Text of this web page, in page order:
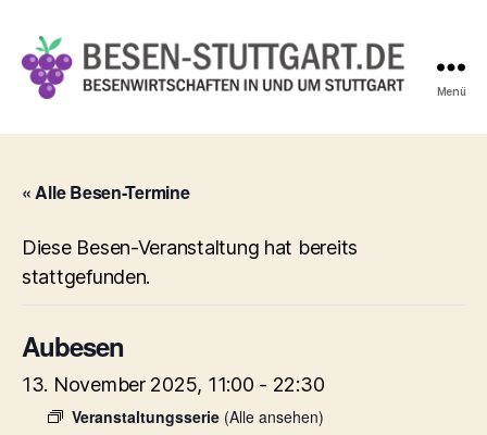
Stuttgart.de
Menü
« Alle Besen-Termine
Diese Besen-Veranstaltung hat bereits
stattgefunden.
Aubesen
13. November 2025, 11:00 - 22:30
Veranstaltungsserie (Alle ansehen)